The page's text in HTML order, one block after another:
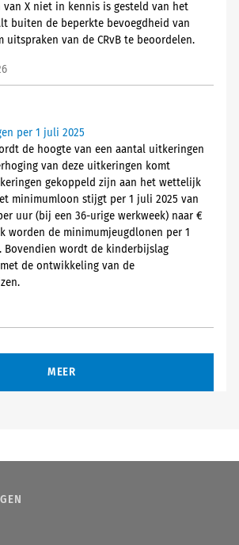
van X niet in kennis is gesteld van het
buiten de beperkte bevoegdheid van
uitspraken van de CRvB te beoordelen.
per 1 juli 2025
de hoogte van een aantal uitkeringen
van deze uitkeringen komt
gekoppeld zijn aan het wettelijk
minimumloon stijgt per 1 juli 2025 van
uur (bij een 36-urige werkweek) naar €
worden de minimumjeugdlonen per 1
Bovendien wordt de kinderbijslag
de ontwikkeling van de
MEER